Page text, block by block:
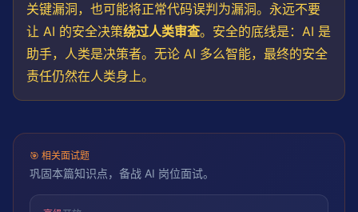
关键漏洞，也可能将正常代码误判为漏洞。永远不要
让 AI 的安全决策绕过人类审查。安全的底线是：AI 是
助手，人类是决策者。无论 AI 多么智能，最终的安全
责任仍然在人类身上。
🎯 相关面试题
巩固本篇知识点，备战 AI 岗位面试。